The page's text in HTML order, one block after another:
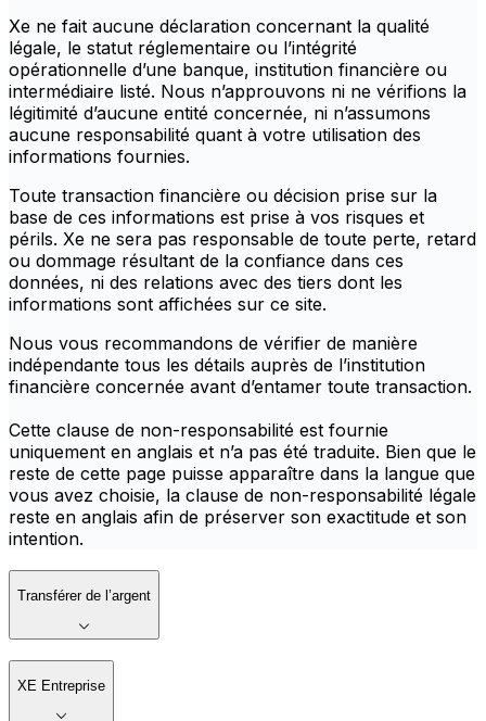
Xe ne fait aucune déclaration concernant la qualité
légale, le statut réglementaire ou l’intégrité
opérationnelle d’une banque, institution financière ou
intermédiaire listé. Nous n’approuvons ni ne vérifions la
légitimité d’aucune entité concernée, ni n’assumons
aucune responsabilité quant à votre utilisation des
informations fournies.
Toute transaction financière ou décision prise sur la
base de ces informations est prise à vos risques et
périls. Xe ne sera pas responsable de toute perte, retard
ou dommage résultant de la confiance dans ces
données, ni des relations avec des tiers dont les
informations sont affichées sur ce site.
Nous vous recommandons de vérifier de manière
indépendante tous les détails auprès de l’institution
financière concernée avant d’entamer toute transaction.
Cette clause de non-responsabilité est fournie
uniquement en anglais et n’a pas été traduite. Bien que le
reste de cette page puisse apparaître dans la langue que
vous avez choisie, la clause de non-responsabilité légale
reste en anglais afin de préserver son exactitude et son
intention.
Transférer de l’argent
XE Entreprise